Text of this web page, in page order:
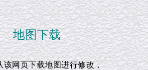
地图下载
该网页下载地图进行修改，